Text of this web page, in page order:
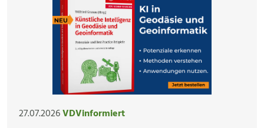
27.07.2026VDVinformiert